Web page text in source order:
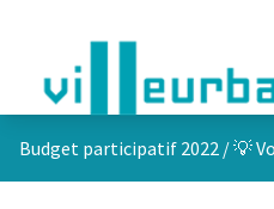
Budget participatif 2022 /💡